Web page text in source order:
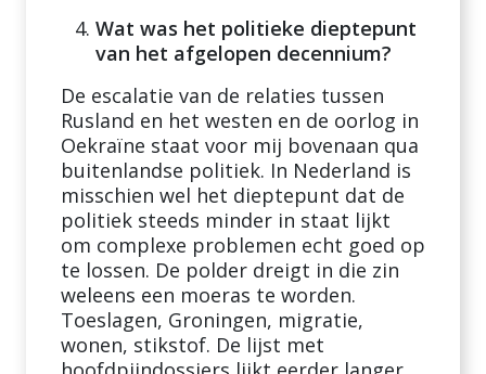
Wat was het politieke dieptepunt
van het afgelopen decennium?
De escalatie van de relaties tussen
Rusland en het westen en de oorlog in
Oekraïne staat voor mij bovenaan qua
buitenlandse politiek. In Nederland is
misschien wel het dieptepunt dat de
politiek steeds minder in staat lijkt
om complexe problemen echt goed op
te lossen. De polder dreigt in die zin
weleens een moeras te worden.
Toeslagen, Groningen, migratie,
wonen, stikstof. De lijst met